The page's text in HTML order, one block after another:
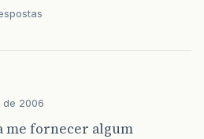
de 2006
me fornecer algum